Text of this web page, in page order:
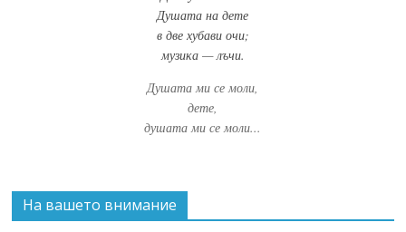
Душата на дете
в две хубави очи;
музика — лъчи.
Душата ми се моли,
дете,
душата ми се моли...
На вашето внимание